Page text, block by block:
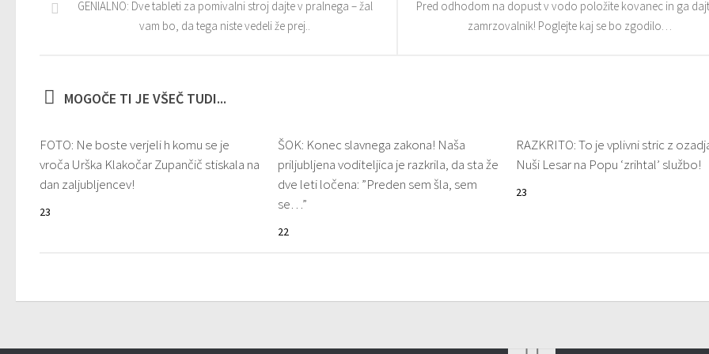
Pred odhodom na dopust v vodo položite kovanec in ga
zamrzovalnik! Poglejte kaj se bo zgodilo…
GENIALNO: Dve tableti za pomivalni stroj dajte v pralnega – žal
vam bo, da tega niste vedeli že prej..
MOGOČE TI JE VŠEČ TUDI...
FOTO: Ne boste verjeli h komu se je
vroča Urška Klakočar Zupančič stiskala na
dan zaljubljencev!
23
ŠOK: Konec slavnega zakona! Naša
priljubljena voditeljica je razkrila, da sta že
dve leti ločena: ”Preden sem šla, sem
se…”
22
RAZKRITO: To je vplivni stric z
Nuši Lesar na Popu ‘zrihtal’ službo!
23